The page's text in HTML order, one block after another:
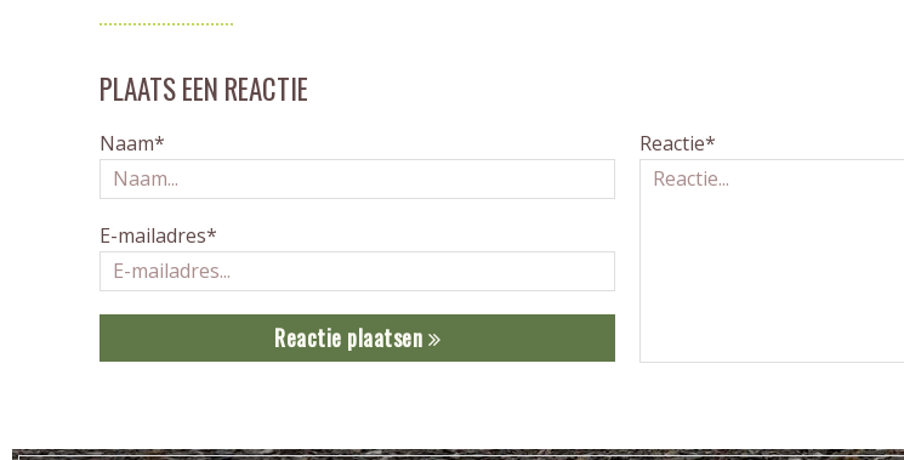
PLAATS EEN REACTIE
Reactie*
Naam*
E-mailadres*
Reactie plaatsen